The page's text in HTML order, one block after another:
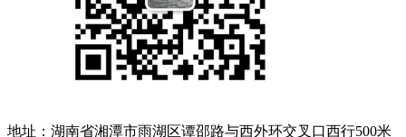
地址：湖南省湘潭市雨湖区谭邵路与西外环交叉口西行500米